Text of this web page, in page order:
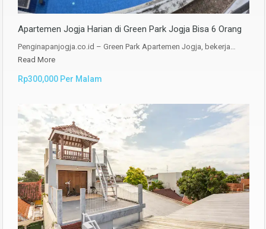
Apartemen Jogja Harian di Green Park Jogja Bisa 6 Orang
Penginapanjogja.co.id – Green Park Apartemen Jogja, bekerja…
Read More
Rp300,000 Per Malam